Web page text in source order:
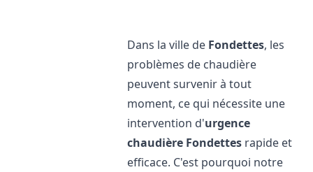
Dans la ville de Fondettes, les
problèmes de chaudière
peuvent survenir à tout
moment, ce qui nécessite une
intervention d'urgence
chaudière Fondettes rapide et
efficace. C'est pourquoi notre